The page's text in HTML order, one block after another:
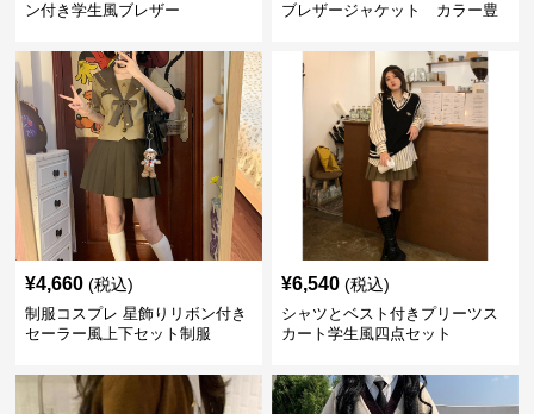
ン付き学生風ブレザー
ブレザージャケット カラー豊
¥4,660 (税込)
制服コスプレ 星飾りリボン付き
セーラー風上下セット制服
¥6,540 (税込)
シャツとベスト付きプリーツス
カート学生風四点セット